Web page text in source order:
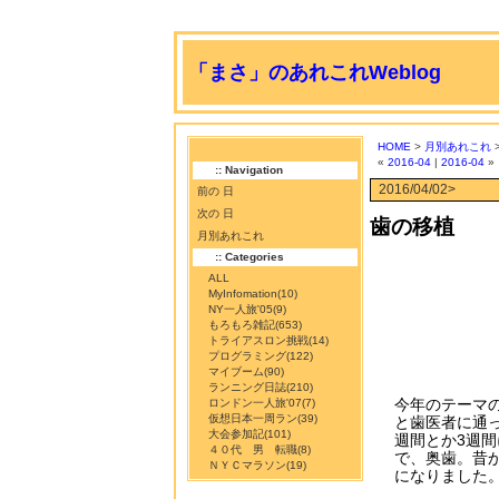
「まさ」のあれこれWeblog
:: Navigation
前の 日
次の 日
月別あれこれ
:: Categories
ALL
MyInfomation(10)
NY一人旅'05(9)
もろもろ雑記(653)
トライアスロン挑戦(14)
プログラミング(122)
マイブーム(90)
ランニング日誌(210)
ロンドン一人旅'07(7)
仮想日本一周ラン(39)
大会参加記(101)
４０代 男 転職(8)
ＮＹＣマラソン(19)
HOME > 月別あれこれ
« 2016-04 | 2016-04 »
2016/04/02>
歯の移植
今年のテーマ
と歯医者に通
週間とか3週
で、奥歯。昔
になりました